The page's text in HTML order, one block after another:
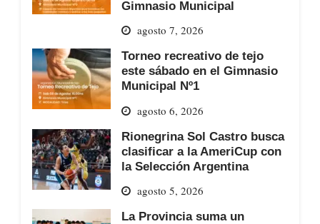
Gimnasio Municipal
agosto 7, 2026
Torneo recreativo de tejo
este sábado en el Gimnasio
Municipal Nº1
agosto 6, 2026
Rionegrina Sol Castro busca
clasificar a la AmeriCup con
la Selección Argentina
agosto 5, 2026
La Provincia suma un